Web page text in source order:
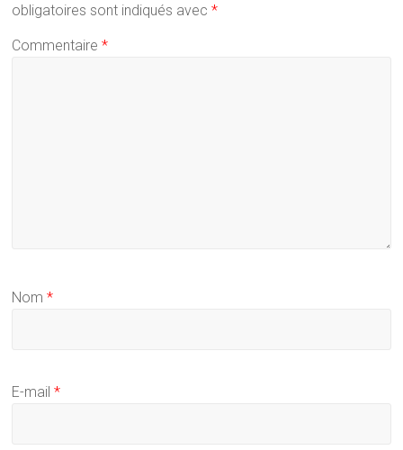
obligatoires sont indiqués avec*
Commentaire*
Nom*
E-mail*